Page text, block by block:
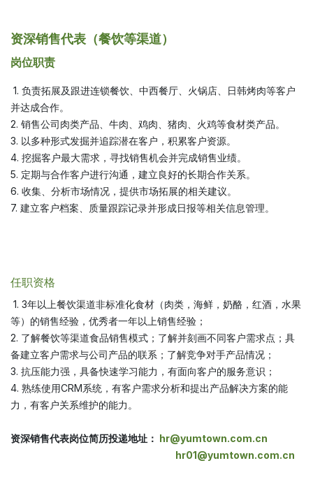
资深销售代表（餐饮等渠道）
岗位职责
1. 负责拓展及跟进连锁餐饮、中西餐厅、火锅店、日韩烤肉等客户
并达成合作。
2. 销售公司肉类产品、牛肉、鸡肉、猪肉、火鸡等食材类产品。
3. 以多种形式发掘并追踪潜在客户，积累客户资源。
4. 挖掘客户最大需求，寻找销售机会并完成销售业绩。
5. 定期与合作客户进行沟通，建立良好的长期合作关系。
6. 收集、分析市场情况，提供市场拓展的相关建议。
7. 建立客户档案、质量跟踪记录并形成日报等相关信息管理。
任职资格
1. 3年以上餐饮渠道非标准化食材（肉类，海鲜，奶酪，红酒，水果
等）的销售经验，优秀者一年以上销售经验；
2. 了解餐饮等渠道食品销售模式；了解并刻画不同客户需求点；具
备建立客户需求与公司产品的联系；了解竞争对手产品情况；
3. 抗压能力强，具备快速学习能力，有面向客户的服务意识；
4. 熟练使用CRM系统，有客户需求分析和提出产品解决方案的能
力，有客户关系维护的能力。
资深销售代表岗位简历投递地址： hr@yumtown.com.cn
hr01@yumtown.com.cn